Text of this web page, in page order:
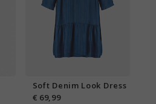
Soft Denim Look Dress
€ 69,99